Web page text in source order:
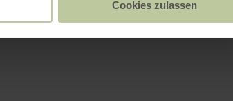
Cookies zulassen